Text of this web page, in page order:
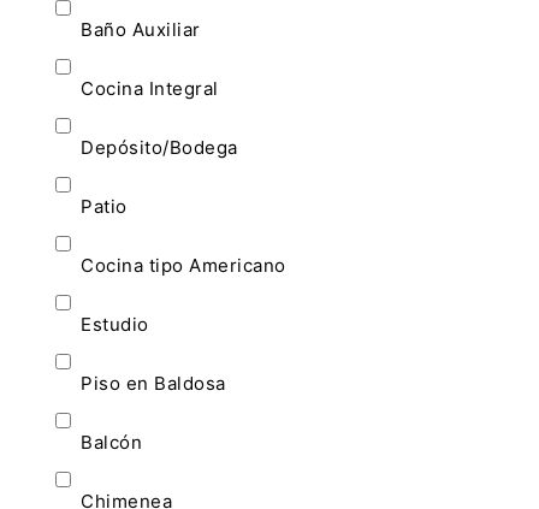
Baño Auxiliar
Cocina Integral
Depósito/Bodega
Patio
Cocina tipo Americano
Estudio
Piso en Baldosa
Balcón
Chimenea